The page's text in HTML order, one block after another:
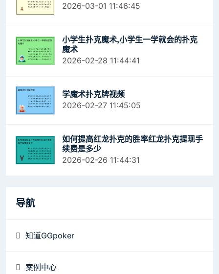
2026-03-01 11:46:45
小学生扑克魔术,小学生一学就会的扑克
魔术
2026-02-28 11:44:41
学魔术扑克牌视频
2026-02-27 11:45:05
如何提高红龙扑克的胜率红龙扑克提现手
续费是多少
2026-02-26 11:44:31
导航
知道GGpoker
案例中心